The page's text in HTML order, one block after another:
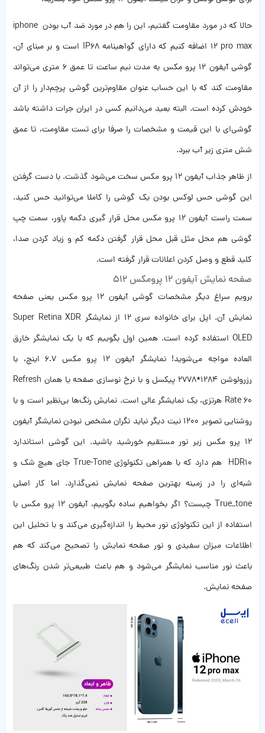
حالا که در مورد مقاومت گفتیم، این را هم در مورد ضد آب بودن iphone
12 pro max اضافه کنیم که دارای گواهینامه IP68 است و بر مبنای آن،
گوشی آیفون ۱۲ پرو مکس به مدت نیم ساعت تا عمق ۶ متری می‌تواند
مقاومت کند که با این حساب عنوان مقاوم‌ترین گوشی پرچم‌دار را از آن
خودش کرده ‌است. البته بعید می‌دانیم کسی در ایران جرات داشته باشد
گوشی‌ای با این قیمت و مشخصات را صرفا برای تست مقاومت، تا عمق
شش متری زیر آب ببرد.
از ظاهر جذاب آیفون ۱۲ پرو مکس سخت می‌شود گذشت. با دست گرفتن
این گوشی حس لوکس بودن یک گوشی را کاملا می‌توانید حس کنید.
سمت راست آیفون ۱۲ پرو مکس محل قرار گیری دکمه پاور، سمت چپ
گوشی هم محل مثل قبل محل قرار گرفتن دکمه کم و زیاد کردن صدا،
کلید قطع و وصل کردن اعلانات قرار گرفته‌ است.
صفحه نمایش آیفون 12 پرومکس 512
برویم سراغ دیگر مشخصات گوشی آیفون ۱۲ پرو مکس یعنی صفحه
نمایش آن. اپل برای خانواده سری ۱۲ از نمایشگر Super Retina XDR
OLED استفاده کرده است. همین اول بگوییم که با یک نمایشگر خارق
العاده مواجه می‌شوید! نمایشگر آیفون ۱۲ پرو مکس ۶.۷ اینچ، با
رزرولوشن ۱۲۸۴*۲۷۷۸ پیکسل و با نرخ نوسازی صفحه یا همان Refresh
Rate 60 هرتزی، یک نمایشگر عالی است. نمایش رنگ‌ها بی‌نظیر است و با
روشنایی تصویر ۱۲۰۰ نیت دیگر نباید نگران مشخص نبودن نمایشگر آیفون
۱۲ پرو مکس زیر نور مستقیم خورشید باشید. این گوشی استاندارد
HDR10 هم دارد که با همراهی تکنولوژی True-Tone جای هیچ شک و
شبه‌ای را در زمینه بهترین صفحه نمایش نمی‌گذارد. اما کار اصلی
True_tone چیست؟ اگر بخواهیم ساده بگوییم، آیفون ۱۲ پرو مکس با
استفاده از این تکنولوژی نور محیط را اندازه‌گیری می‌کند و با تحلیل این
اطلاعات میزان سفیدی و نور صفحه نمایش را تصحیح می‌کند که هم
باعث نور مناسب نمایشگر می‌شود و هم باعث طبیعی‌تر شدن رنگ‌های
صفحه نمایش.